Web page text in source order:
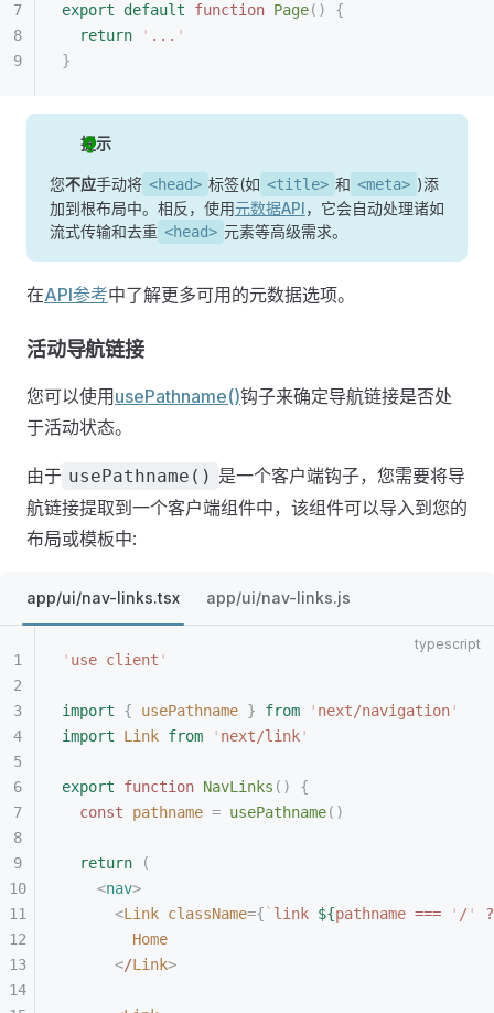
export default function Page()
{
  return
' ... '
}
提示
您不应手动将 <head> 标签(如 <title> 和 <meta> )添
加到根布局中。相反，使用元数据API，它会自动处理诸如
流式传输和去重 <head> 元素等高级需求。
在API参考中了解更多可用的元数据选项。
活动导航链接
您可以使用 usePathname()钩子来确定导航链接是否处
于活动状态。
由于 usePathname() 是一个客户端钩子，您需要将导
航链接提取到一个客户端组件中，该组件可以导入到您的
布局或模板中:
app/ui/nav-links.tsx app/ui/nav-links.js
' use client '
import { usePathname } from ' next/navigation'
import Link from ' next/link'
export function NavLinks ()
{
  const
pathname = usePathname()
  return
(
    <
nav>
      <
Link className={ ` link ${pathname === ' /'
?
        Home
      <
/Link>